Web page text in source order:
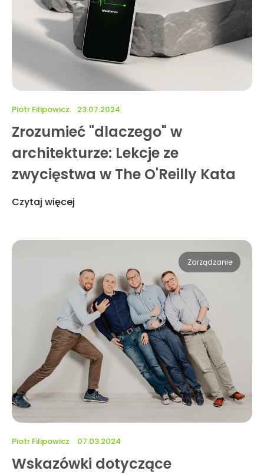
Zrozumieć "dlaczego" w
architekturze: Lekcje ze
zwycięstwa w The O'Reilly Kata
Czytaj więcej
Piotr Filipowicz 23.07.2024
Zarządzanie
Wskazówki dotyczące
Piotr Filipowicz 07.03.2024